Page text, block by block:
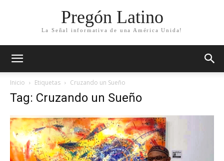
Pregón Latino
La Señal informativa de una América Unida!
Inicio Etiquetas Cruzando un Sueño
Tag: Cruzando un Sueño